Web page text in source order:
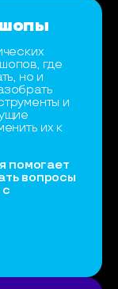
где
но и
и
их к
помогает
вопросы